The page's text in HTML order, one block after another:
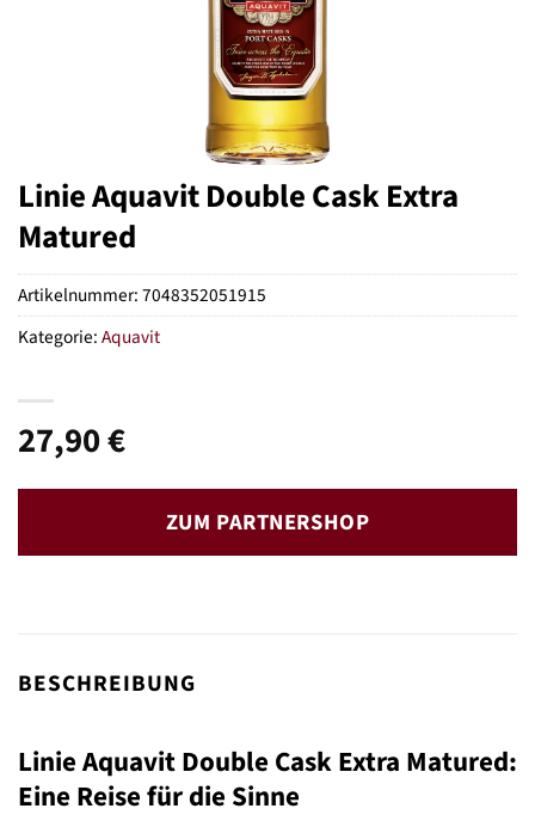
Linie Aquavit Double Cask Extra
Matured
27,90€
ZUM PARTNERSHOP
Artikelnummer:7048352051915
Kategorie:Aquavit
BESCHREIBUNG
Linie Aquavit Double Cask Extra Matured:
Eine Reise für die Sinne